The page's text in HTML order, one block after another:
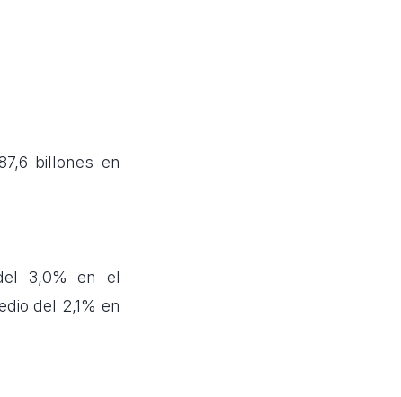
billones en
3,0% en el
del 2,1% en